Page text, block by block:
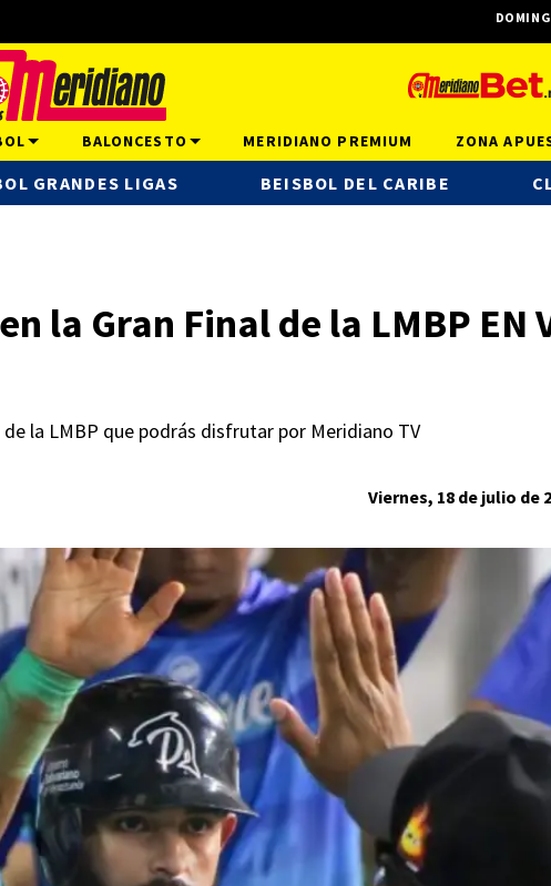
la Gran Final de la LMBP EN
la LMBP que podrás disfrutar por Meridiano TV
Viernes, 18 de julio de
GRANDES LIGAS BEISBOL DEL CARIBE
BALONCESTO MERIDIANO PREMIUM ZONA